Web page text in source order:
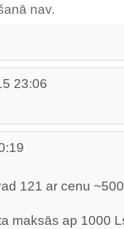
nav.
23:06
121 ar cenu
maksās ap 1000